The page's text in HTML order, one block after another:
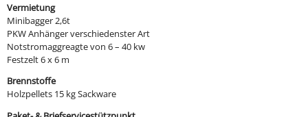
Vermietung
Minibagger 2,6t
PKW Anhänger verschiedenster Art
Notstromaggreagte von 6 – 40 kw
Festzelt 6 x 6 m
Brennstoffe
Holzpellets 15 kg Sackware